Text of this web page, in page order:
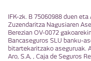
IFK-zk. B 75060988 duen
Zuzendaritza Nagusiaren
Berezian OV-0072
Bancaseguros SLU banku-
bitartekaritzako aseguruak.
Aro, S.A, , Caja de Seguros